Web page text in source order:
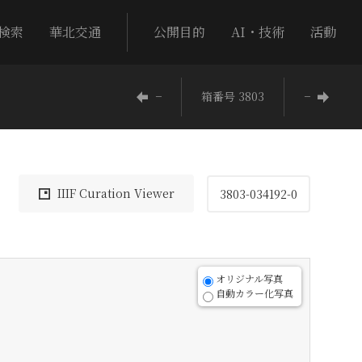
索 華北交通 公開目的 AI・技術 活動
− 箱番号 3803 −
IIIF Curation Viewer 3803-034192-0
オリジナル写真
自動カラー化写真